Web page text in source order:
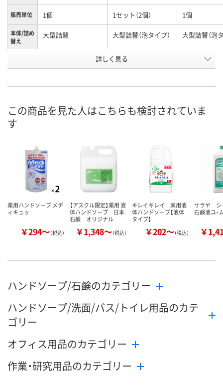
販売単位 1個 1セット（2個） 1個
本体/詰め
替え
大型詰替 大型詰替（泡タイプ） 大型詰替（泡
AW37912 AW37911
8月10日（月）
カゴへ カゴへ カ
詳しく見る
この商品を見た人はこちらも検討されていま
す
薬用ハンドソープ メデ
ィキュッ
￥294～（税込）
【アスクル限定】薬用 液
体ハンドソープ 日本
石鹸 オリジナル
￥1,348～（税込）
キレイキレイ 薬用液
体ハンドソープ【液体
タイプ】
￥202～（税込）
サラヤ シ
石鹸液ユ・
￥
ハンドソープ/石鹸のカテゴリー
ハンドソープ/洗面/バス/トイレ用品のカテ
ゴリー
オフィス用品のカテゴリー
作業・研究用品のカテゴリー